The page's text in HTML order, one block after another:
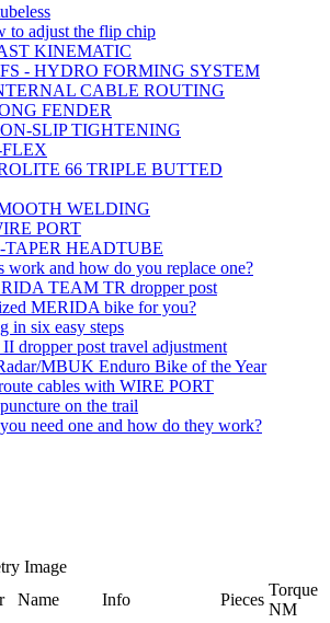
to adjust the flip chip
KINEMATIC
- HYDRO FORMING SYSTEM
CABLE ROUTING
FENDER
SLIP TIGHTENING
FLEX
66 TRIPLE BUTTED
WELDING
PORT
TAPER HEADTUBE
work and how do you replace one?
TEAM TR dropper post
MERIDA bike for you?
in six easy steps
post travel adjustment
MBUK Enduro Bike of the Year
cables with WIRE PORT
on the trail
need one and how do they work?
Name Info Pieces
Torque
NM